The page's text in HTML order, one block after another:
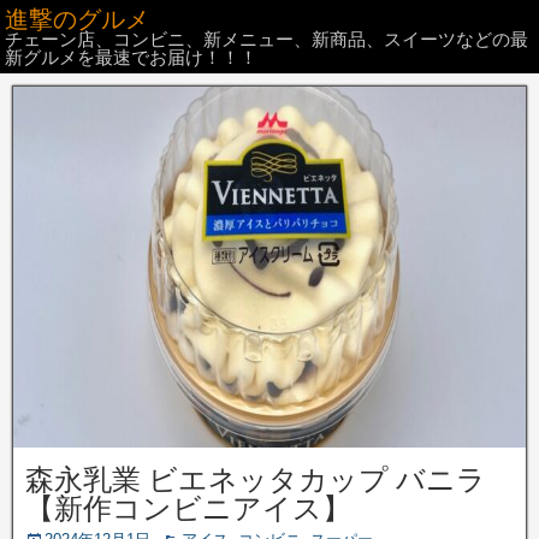
進撃のグルメ
チェーン店、コンビニ、新メニュー、新商品、スイーツなどの最
新グルメを最速でお届け！！！
森永乳業 ビエネッタカップ バニラ
【新作コンビニアイス】